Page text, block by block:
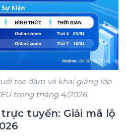
tọa đàm và khai giảng lớp
trong tháng 4/2026.
trực tuyến: Giải mã lộ